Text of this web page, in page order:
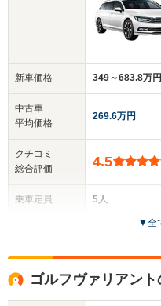
新車価格
中古車
平均価格
クチコミ
総合評価
乗車定員
349～683.8万円
269.6万円
4.5
5人
1.49m～
▼全
ゴルフヴァリアン